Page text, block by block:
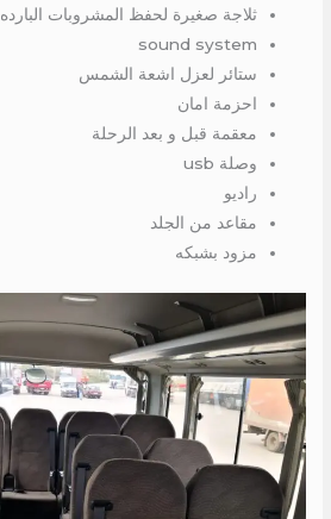
ثلاجة صغيرة لحفظ المشروبات البارده
sound system
ستائر لعزل اشعة الشمس
احزمة امان
معقمة قبل و بعد الرحلة
وصلة usb
راديو
مقاعد من الجلد
مزود بشبكه